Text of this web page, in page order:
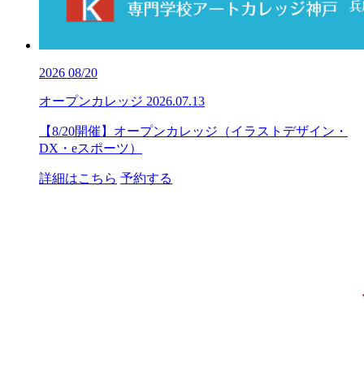
2026 08/20
オープンカレッジ 2026.07.13
【8/20開催】オープンカレッジ（イラストデザイン・
DX・eスポーツ）
詳細はこちら 予約する